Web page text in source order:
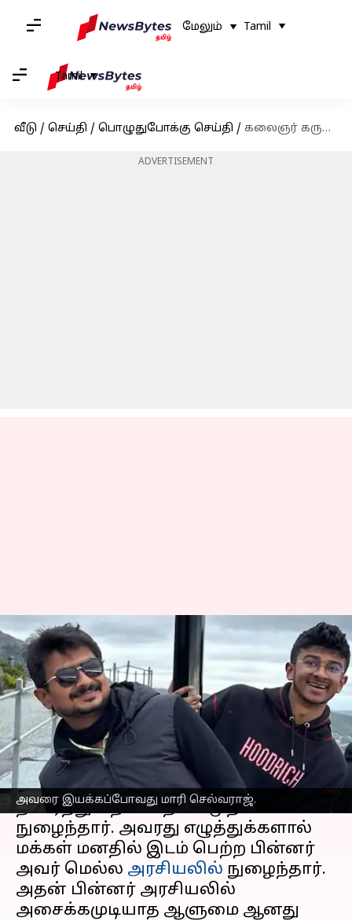
மேலும் Tamil
Tamil
வீடு / செய்தி / பொழுதுபோக்கு செய்தி / கலைஞர் கருணாநிதி குடும்பத்திலிருந்து நடிக்க வரும் மற்றொரு வாரிசு!
ADVERTISEMENT
அவரை இயக்கப்போவது மாரி செல்வராஜ்.
கலைஞர் கருணாநிதி
குடும்பத்திலிருந்து நடிக்க
வரும் மற்றொரு வாரிசு!
எழுதியவர் Venkatalakshmi V Oct 09, 2025 11:20 am
செய்தி முன்னோட்டம்
கலைஞர்கருணாநிதி
திரைத்துறையில் தான் முதலில்
நுழைந்தார். அவரது எழுத்துக்களால்
மக்கள் மனதில் இடம் பெற்ற பின்னர்
அவர் மெல்ல அரசியலில் நுழைந்தார்.
அதன் பின்னர் அரசியலில்
அசைக்கமுடியாத ஆளுமை ஆனது